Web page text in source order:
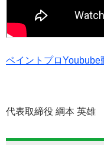
ペイントプロYoubube
代表取締役 綱本 英雄